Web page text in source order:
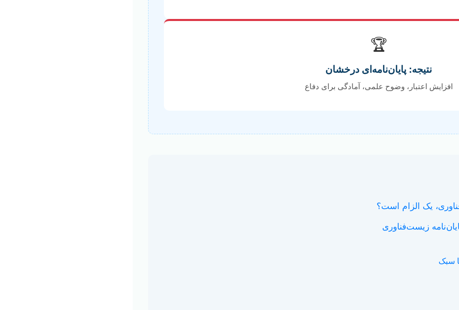
🏆
نتیجه: پایان‌نامه‌ای درخشان
افزایش اعتبار، وضوح علمی، آمادگی برای دفاع
یک الزام است؟
زیست‌فناوری